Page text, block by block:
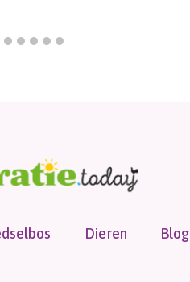
Dieren Blog